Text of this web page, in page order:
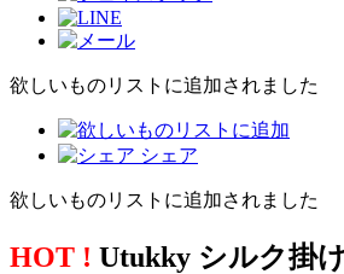
欲しいものリストに追加されました
シェア
欲しいものリストに追加されました
HOT ! Utukky シルク掛